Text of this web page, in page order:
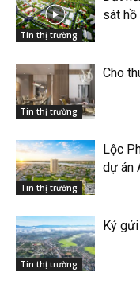
Tin thị trường
sát
Tin thị trường
Cho
Tin thị trường
Lộc
dự án
Tin thị trường
Ký